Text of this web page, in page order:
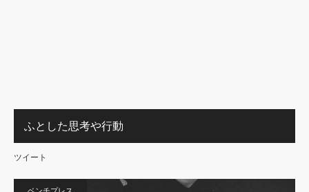
ふとした思考や行動
ツイート